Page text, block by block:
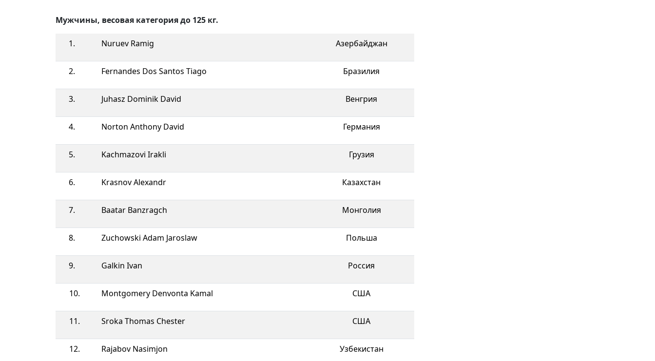
Мужчины, весовая категория до 125 кг.
1. Nuruev Ramig Азербайджан
2. Fernandes Dos Santos Tiago Бразилия
3. Juhasz Dominik David Венгрия
4. Norton Anthony David Германия
5. Kachmazovi Irakli Грузия
6. Krasnov Alexandr Казахстан
7. Baatar Banzragch Монголия
8. Zuchowski Adam Jaroslaw Польша
9. Galkin Ivan Россия
10. Montgomery Denvonta Kamal CША
11. Sroka Thomas Chester CША
12. Rajabov Nasimjon Узбекистан